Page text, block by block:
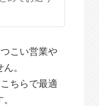
こい営業や
。
ちらで最適